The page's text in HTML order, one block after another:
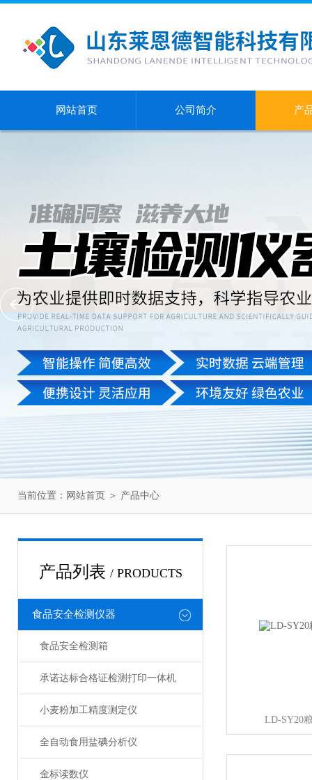
网站首页 公司简介 产
当前位置： 网站首页 ＞ 产品中心
产品列表 / PRODUCTS
食品安全检测仪器
食品安全检测箱
承诺达标合格证检测打印一体机
小麦粉加工精度测定仪
全自动食用盐碘分析仪
金标读数仪
LD-SY20